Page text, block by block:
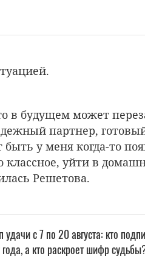
в будущем может
партнер,
у меня когда-то
классное, уйти в
Решетова.